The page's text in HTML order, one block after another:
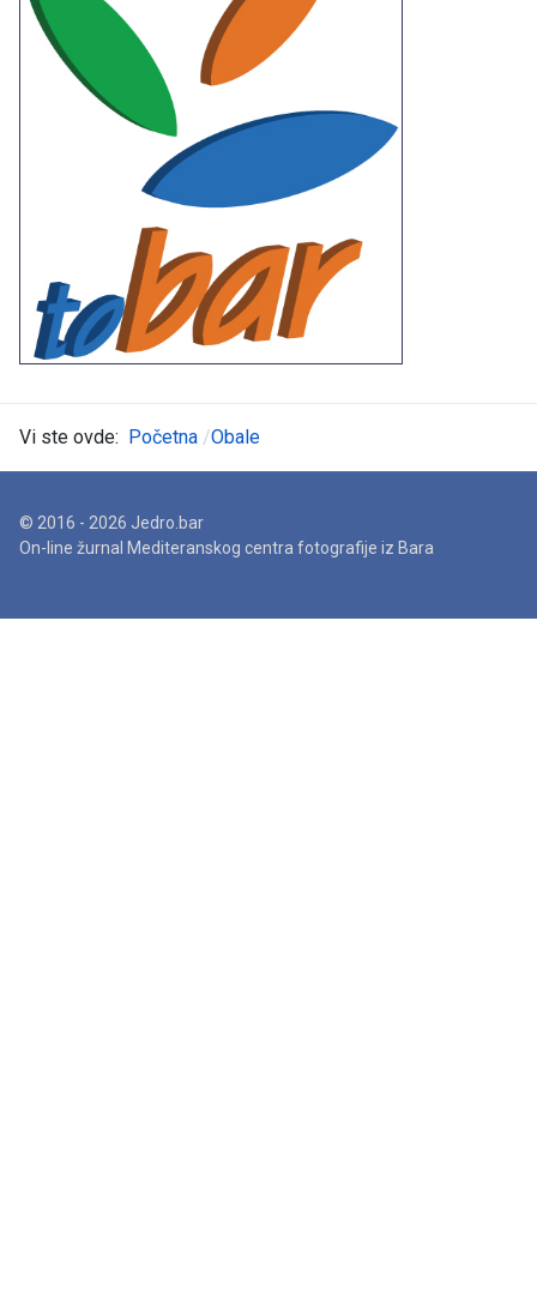
Vi ste ovde: Početna Obale
© 2016 - 2026 Jedro.bar
On-line žurnal Mediteranskog centra fotografije iz Bara